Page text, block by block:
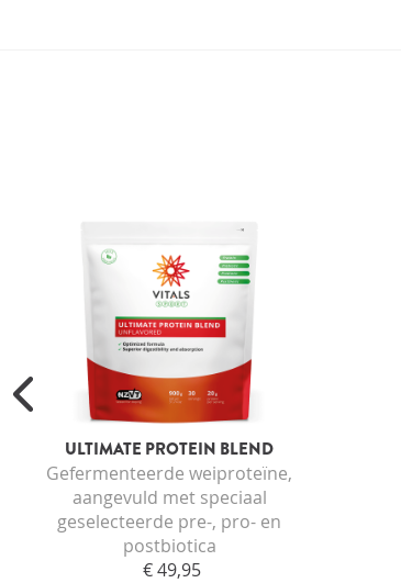
ULTIMATE PROTEIN BLEND
Gefermenteerde weiproteïne,
aangevuld met speciaal
geselecteerde pre-, pro- en
postbiotica
€ 49,95